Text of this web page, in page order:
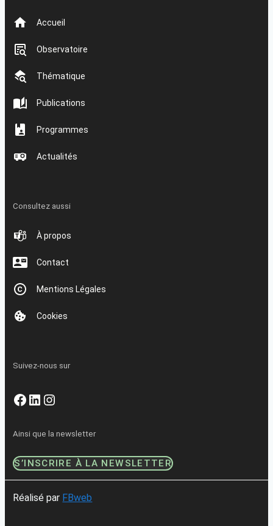
Accueil
Observatoire
Thématique
Publications
Programmes
Actualités
Consultez aussi
À propos
Contact
Mentions Légales
Cookies
Suivez-nous sur
Facebook
LinkedIn
Instagram
Ainsi que la newsletter
S’INSCRIRE À LA NEWSLETTER
Réalisé par FBweb